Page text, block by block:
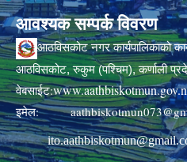
आवश्यक सम्पर्क विवरण
आठविसकोट नगर कार्यपालिकाको
आठविसकोट, रुकुम (पश्चिम), कर्णाली
वेबसाईट:
इमेल: